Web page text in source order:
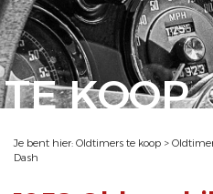
TE KOOP
Je bent hier: Oldtimers te koop >
Dash